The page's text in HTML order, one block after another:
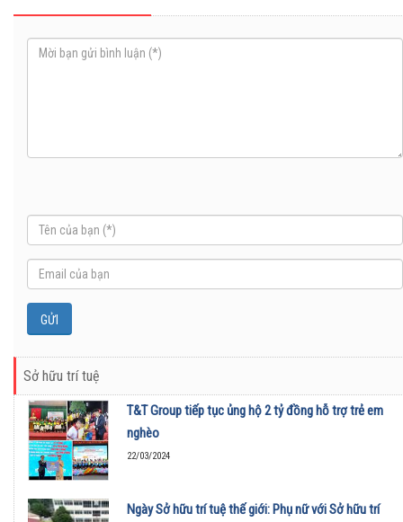
Sở hữu trí tuệ
T&T Group tiếp tục ủng hộ 2 tỷ đồng hỗ trợ trẻ em
nghèo
22/03/2024
Ngày Sở hữu trí tuệ thế giới: Phụ nữ với Sở hữu trí